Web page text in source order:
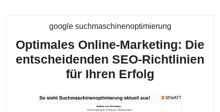
google suchmaschinenoptimierungKategorie
Optimales Online-Marketing: Die
entscheidenden SEO-Richtlinien
für Ihren Erfolg
Marketing: